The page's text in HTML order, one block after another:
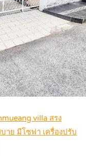
villa สรง
าย มีโซฟา เครื่องปรับ